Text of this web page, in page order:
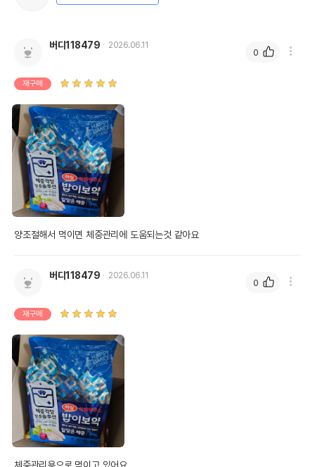
버디118479 2026.06.11
재구매
양조절해서 먹이면 체중관리에 도움되는것 같아요
0
버디118479 2026.06.11
재구매
0